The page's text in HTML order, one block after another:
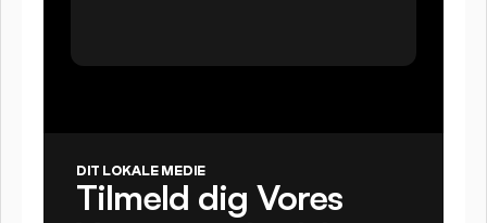
DIT LOKALE MEDIE
Tilmeld dig Vores